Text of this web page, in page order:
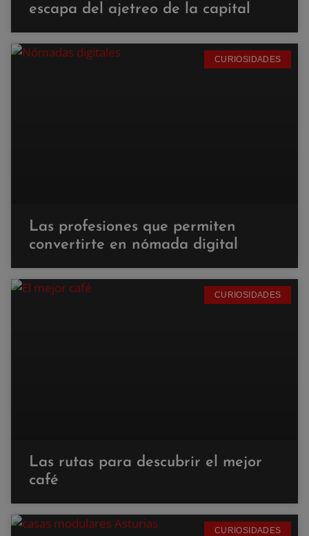
escapa del ajetreo de la capital
CURIOSIDADES
Las profesiones que permiten
convertirte en nómada digital
CURIOSIDADES
Las rutas para descubrir el mejor
café
CURIOSIDADES